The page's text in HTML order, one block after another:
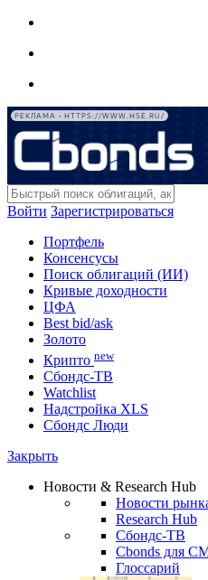
РЕКЛАМА • HTTPS://WWW.HSE.RU/
Войти Зарегистрироваться
Портфель
Консенсусы
Поиск облигаций (ИИ)
Кривые доходности
ЦФА
Best bid/ask
Золото
Крипто new
Сбондс-ТВ
Watchlist
Надстройка XLS
Сбондс Люди
Закрыть
Новости & Research Hub
Новости
Research Hub
Сбондс-ТВ
Cbonds для
Глоссарий